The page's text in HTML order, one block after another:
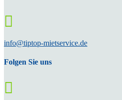

info@tiptop-mietservice.de
Folgen Sie uns
